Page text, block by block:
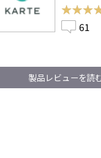
61
製品レビューを読